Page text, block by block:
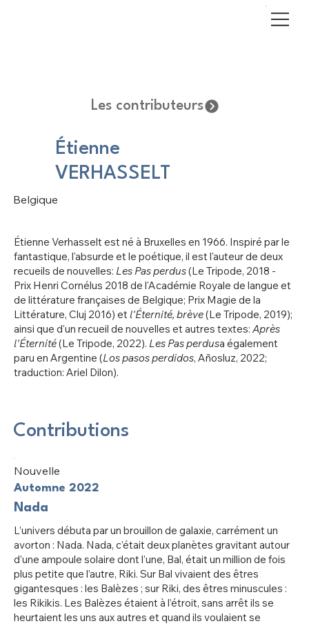
Les contributeurs
Étienne
VERHASSELT
Belgique
Étienne Verhasselt est né à Bruxelles en 1966. Inspiré par le
fantastique, l'absurde et le poétique, il est l'auteur de deux
recueils de nouvelles: Les Pas perdus(Le Tripode, 2018 -
Prix Henri Cornélus 2018 de l'Académie Royale de langue et
de littérature françaises de Belgique; Prix Magie de la
Littérature, Cluj 2016) et l'Éternité, brève(Le Tripode, 2019);
ainsi que d'un recueil de nouvelles et autres textes: Après
l'Éternité(Le Tripode, 2022). Les Pas perdusa également
paru en Argentine (Los pasos perdidos, Añosluz, 2022;
traduction: Ariel Dilon).
Contributions
Nouvelle
Automne 2022
Nada
L’univers débuta par un brouillon de galaxie, carrément un
avorton : Nada. Nada, c’était deux planètes gravitant autour
d’une ampoule solaire dont l’une, Bal, était un million de fois
plus petite que l’autre, Riki. Sur Bal vivaient des êtres
gigantesques : les Balèzes ; sur Riki, des êtres minuscules :
les Rikikis. Les Balèzes étaient à l’étroit, sans arrêt ils se
heurtaient les uns aux autres et quand ils voulaient se